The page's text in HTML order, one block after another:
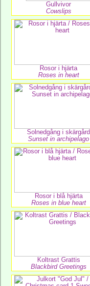
Gullvivor
Cowslips
Rosor i hjärta
Roses in heart
Solnedgång i skärgård
Sunset in archipelago
Rosor i blå hjärta
Roses in blue heart
Koltrast Grattis
Blackbird Greetings